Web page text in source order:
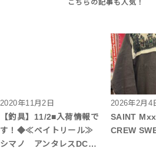
2020年11月2日
【釣具】11/2■入荷情報で
す！◆≪ベイトリール≫
シマノ アンタレスDC…
2026年2月4
SAINT
CREW